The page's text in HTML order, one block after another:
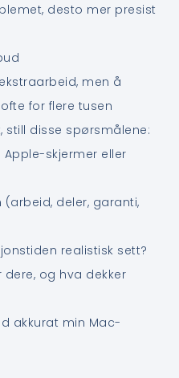
desto mer presist
men å
for flere tusen
still disse spørsmålene:
skjermer eller
(arbeid, deler, garanti,
realistisk sett?
og hva dekker
akkurat min Mac-